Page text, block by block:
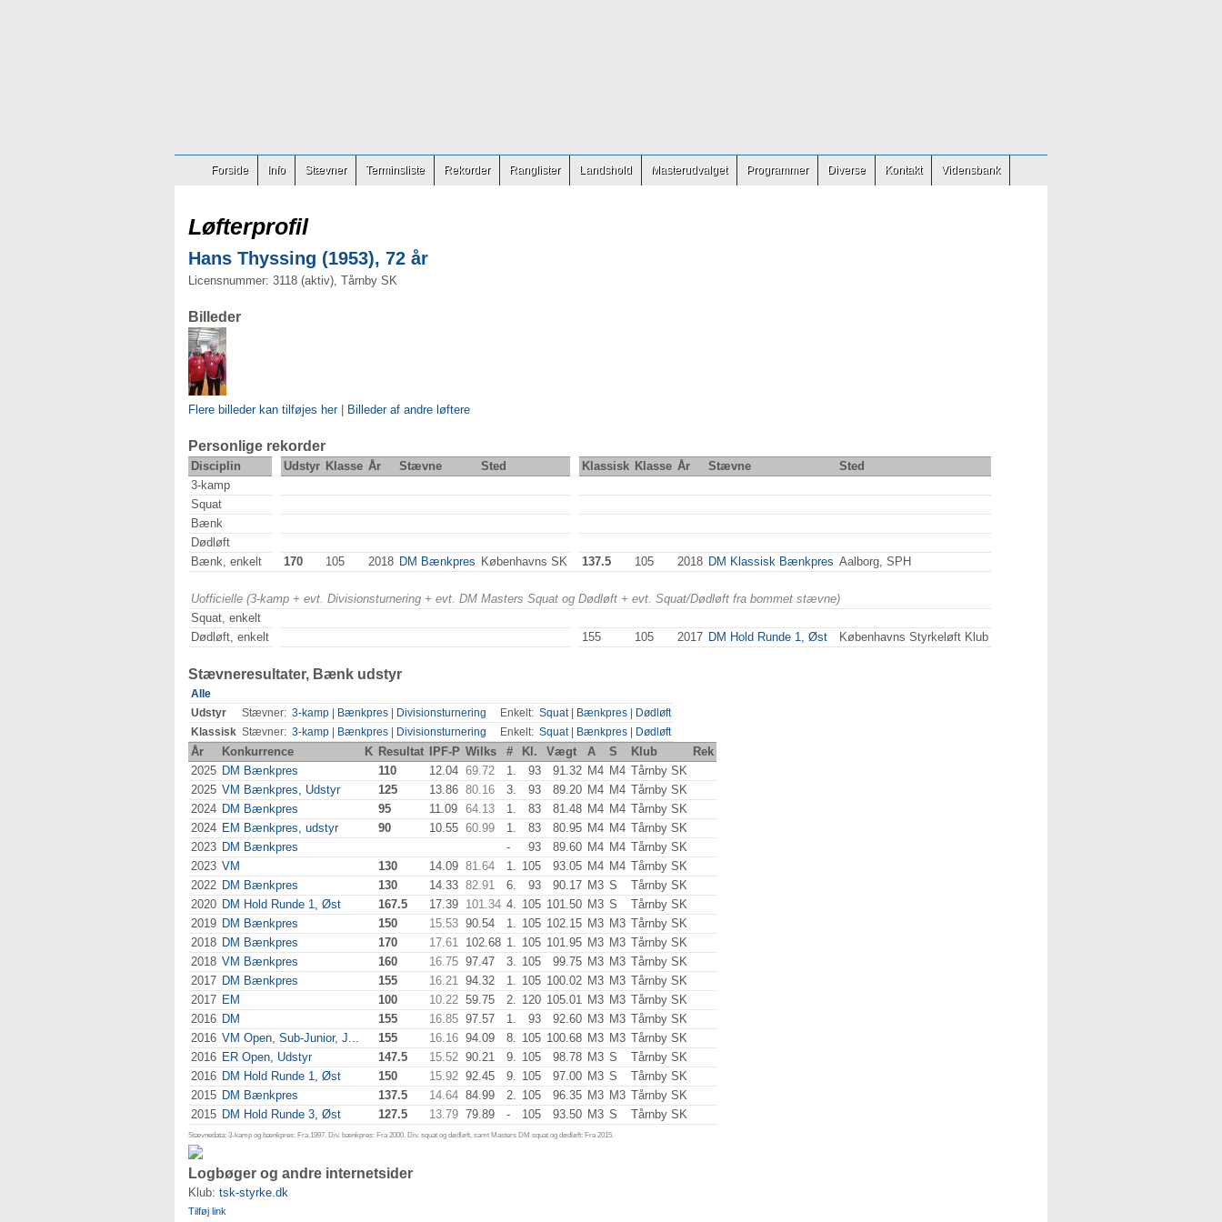
Forside Info Stævner Terminsliste Rekorder Ranglister Landshold Masterudvalget Programmer Diverse Kontakt Vidensbank
Løfterprofil
Hans Thyssing (1953), 72 år
Licensnummer: 3118 (aktiv), Tårnby SK
Billeder
Flere billeder kan tilføjes her| Billeder af andre løftere
Personlige rekorder
Disciplin Udstyr Klasse År Stævne Sted Klassisk Klasse År Stævne
Sted
3-kamp
Squat
Bænk
Dødløft
Bænk, enkelt
170 105 2018 DM Bænkpres Københavns SK 137.5 105 2018 DM Klassisk Bænkpres Aalborg, SPH
Uofficielle (3-kamp + evt. Divisionsturnering + evt. DM Masters Squat og Dødløft + evt. Squat/Dødløft fra bommet stævne)
Squat, enkelt
Dødløft, enkelt
155 105 2017 DM Hold Runde 1, Øst Københavns Styrkeløft Klub
Stævneresultater, Bænk udstyr
Alle
Udstyr
Stævner: 3-kamp Bænkpres Divisionsturnering Enkelt: Squat| Bænkpres
Dødløft
Klassisk Stævner: 3-kamp Bænkpres Divisionsturnering Enkelt: Squat| Bænkpres Dødløft
År Konkurrence K Resultat IPF-P Wilks # Kl. Vægt A S Klub
Rek
2025 DM Bænkpres 110 12.04 69.72 1. 93 91.32 M4 M4 Tårnby SK
2025 VM Bænkpres, Udstyr 125 13.86 80.16 3. 93 89.20 M4 M4 Tårnby SK
2024 DM Bænkpres 95 11.09 64.13 1. 83 81.48 M4 M4 Tårnby SK
2024 EM Bænkpres, udstyr 90 10.55 60.99 1. 83 80.95 M4 M4 Tårnby SK
2023 DM Bænkpres - 93 89.60 M4 M4 Tårnby SK
2023 VM 130 14.09 81.64 1. 105 93.05 M4 M4 Tårnby SK
2022 DM Bænkpres 130 14.33 82.91 6. 93 90.17 M3 S
Tårnby SK
2020 DM Hold Runde 1, Øst 167.5 17.39 101.34 4. 105 101.50 M3 S
Tårnby SK
2019 DM Bænkpres 150 15.53 90.54 1. 105 102.15 M3 M3 Tårnby SK
2018 DM Bænkpres 170 17.61 102.68 1. 105 101.95 M3 M3 Tårnby SK
2018 VM Bænkpres 160 16.75 97.47 3. 105 99.75 M3 M3 Tårnby SK
2017 DM Bænkpres 155 16.21 94.32 1. 105 100.02 M3 M3 Tårnby SK
2017 EM 100 10.22 59.75 2. 120 105.01 M3 M3 Tårnby SK
2016 DM 155 16.85 97.57 1. 93 92.60 M3 M3 Tårnby SK
2016 VM Open, Sub-Junior, J... 155 16.16 94.09 8. 105 100.68 M3 M3 Tårnby SK
2016 ER Open, Udstyr 147.5 15.52 90.21 9. 105 98.78 M3 S
Tårnby SK
2016 DM Hold Runde 1, Øst 150 15.92 92.45 9. 105 97.00 M3 S
Tårnby SK
2015 DM Bænkpres 137.5 14.64 84.99 2. 105 96.35 M3 M3 Tårnby SK
2015 DM Hold Runde 3, Øst 127.5 13.79 79.89 - 105 93.50 M3 S Tårnby SK
Stævnedata: 3-kamp og bænkpres: Fra 1997. Div. bænkpres: Fra 2000. Div. squat og dødløft, samt Masters DM squat og dødløft: Fra 2015.
Logbøger og andre internetsider
Klub: tsk-styrke.dk
Tilføj link